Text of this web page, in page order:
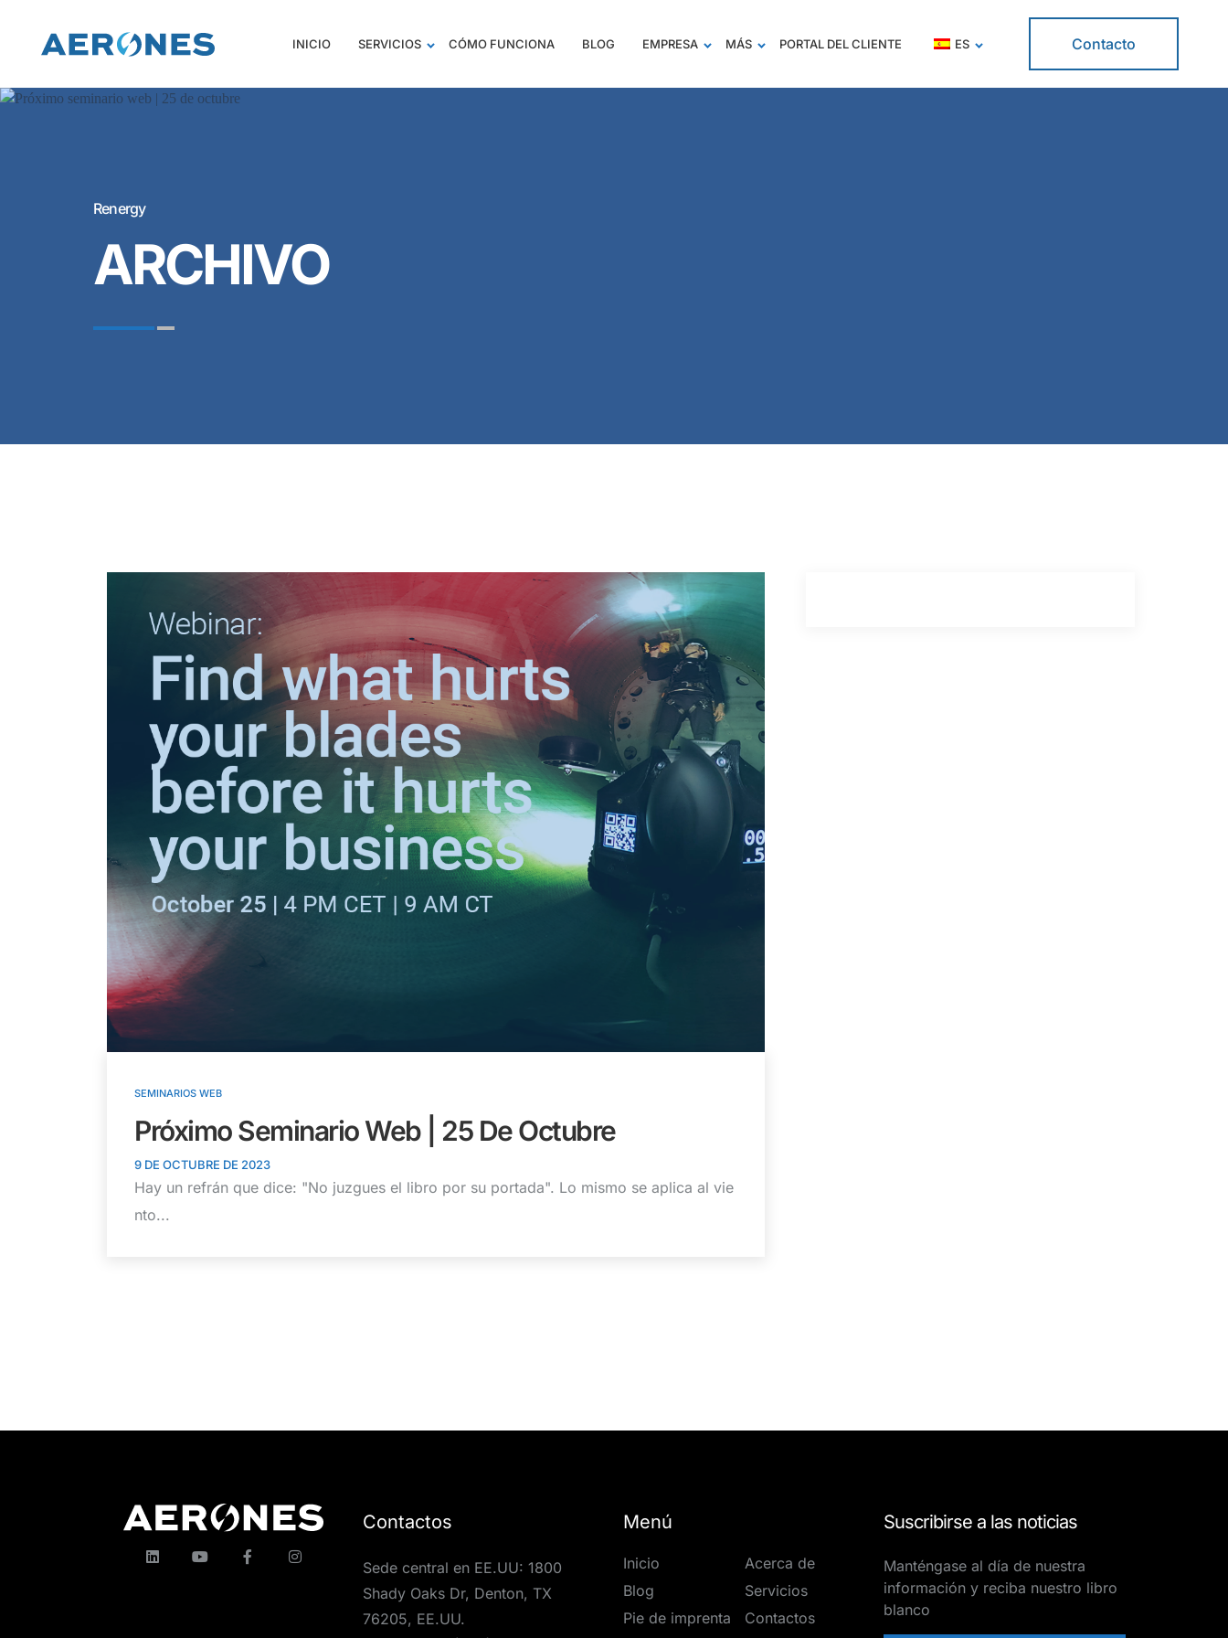
INICIO SERVICIOS CÓMO FUNCIONA BLOG EMPRESA MÁS PORTAL DEL CLIENTE ES Contacto
Renergy
ARCHIVO
SEMINARIOS WEB
Próximo Seminario Web | 25 De Octubre
9 DE OCTUBRE DE 2023
Hay un refrán que dice: "No juzgues el libro por su portada". Lo mismo se aplica al vie
nto...
Contactos
Sede central en EE.UU: 1800
Shady Oaks Dr, Denton, TX
76205, EE.UU.
Menú
Inicio
Acerca de
Blog
Servicios
Pie de imprenta
Contactos
Suscribirse a las noticias
Manténgase al día de nuestra
información y reciba nuestro libro
blanco